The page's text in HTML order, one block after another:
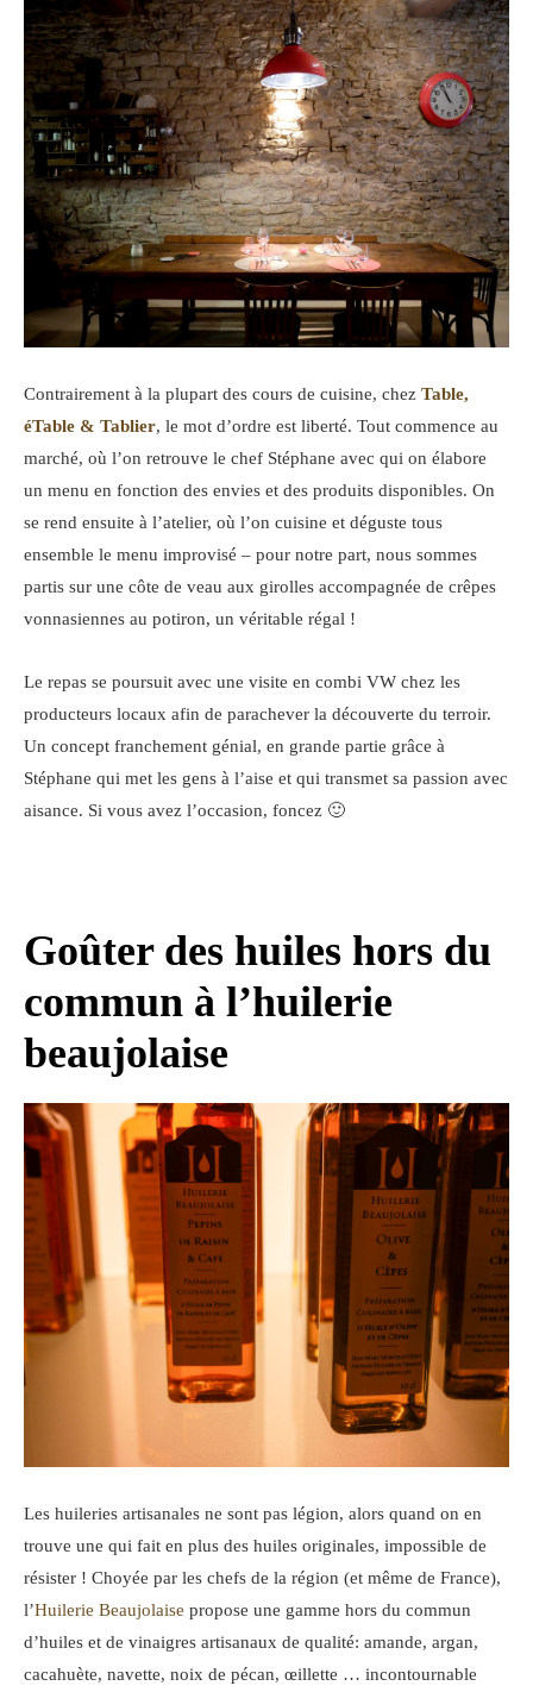
Contrairement à la plupart des cours de cuisine, chez Table,
éTable & Tablier, le mot d’ordre est liberté. Tout commence au
marché, où l’on retrouve le chef Stéphane avec qui on élabore
un menu en fonction des envies et des produits disponibles. On
se rend ensuite à l’atelier, où l’on cuisine et déguste tous
ensemble le menu improvisé – pour notre part, nous sommes
partis sur une côte de veau aux girolles accompagnée de crêpes
vonnasiennes au potiron, un véritable régal !
Le repas se poursuit avec une visite en combi VW chez les
producteurs locaux afin de parachever la découverte du terroir.
Un concept franchement génial, en grande partie grâce à
Stéphane qui met les gens à l’aise et qui transmet sa passion avec
aisance. Si vous avez l’occasion, foncez 🙂
Goûter des huiles hors du
commun à l’huilerie
beaujolaise
Les huileries artisanales ne sont pas légion, alors quand on en
trouve une qui fait en plus des huiles originales, impossible de
résister ! Choyée par les chefs de la région (et même de France),
l’Huilerie Beaujolaise propose une gamme hors du commun
d’huiles et de vinaigres artisanaux de qualité: amande, argan,
cacahuète, navette, noix de pécan, œillette … incontournable